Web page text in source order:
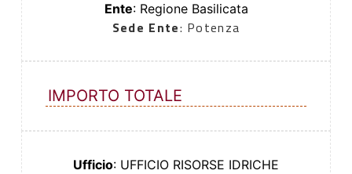
Ente: Regione Basilicata
Sede Ente: Potenza
IMPORTO TOTALE
Ufficio: UFFICIO RISORSE IDRICHE